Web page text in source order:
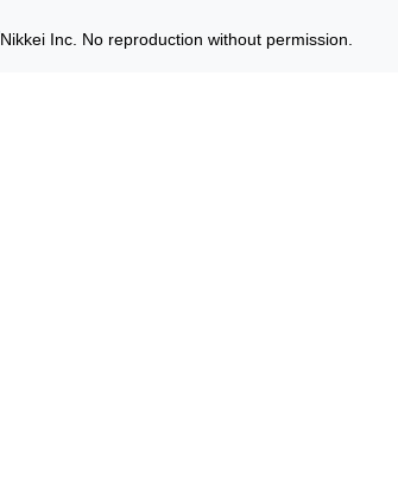
Nikkei Inc. No reproduction without permission.